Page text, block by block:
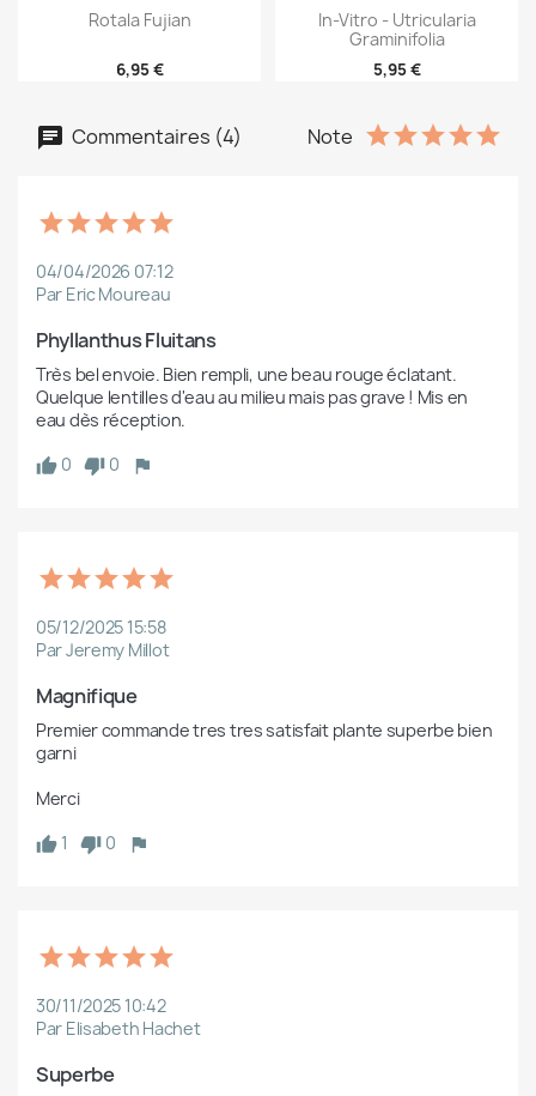
Rotala Fujian
6,95 €
In-Vitro - Utricularia
Graminifolia
5,95 €
Commentaires (4) Note
04/04/2026 07:12
Par Eric Moureau
Phyllanthus Fluitans
Très bel envoie. Bien rempli, une beau rouge éclatant.
Quelque lentilles d'eau au milieu mais pas grave ! Mis en
eau dès réception.
0
0
05/12/2025 15:58
Par Jeremy Millot
Magnifique
Premier commande tres tres satisfait plante superbe bien
garni
Merci
1
0
30/11/2025 10:42
Par Elisabeth Hachet
Superbe